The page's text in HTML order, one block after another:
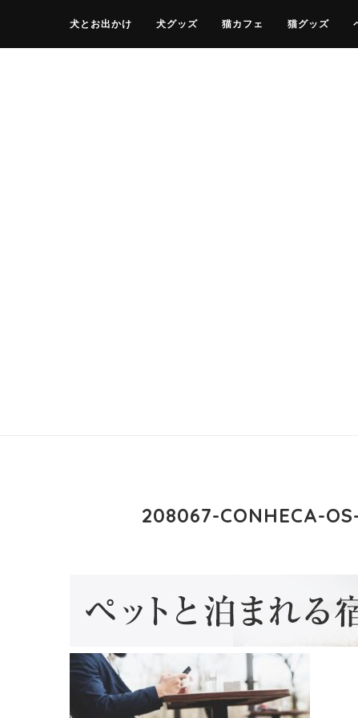
犬とお出かけ 犬グッズ 猫カフェ 猫グッズ
208067-CONHECA-